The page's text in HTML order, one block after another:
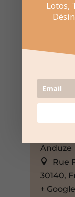
11
Anduze
Rue
30140,
+
Lotos,